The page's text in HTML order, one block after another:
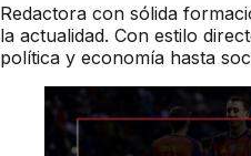
Redactora con sólida
la actualidad. Con estilo
política y economía hasta